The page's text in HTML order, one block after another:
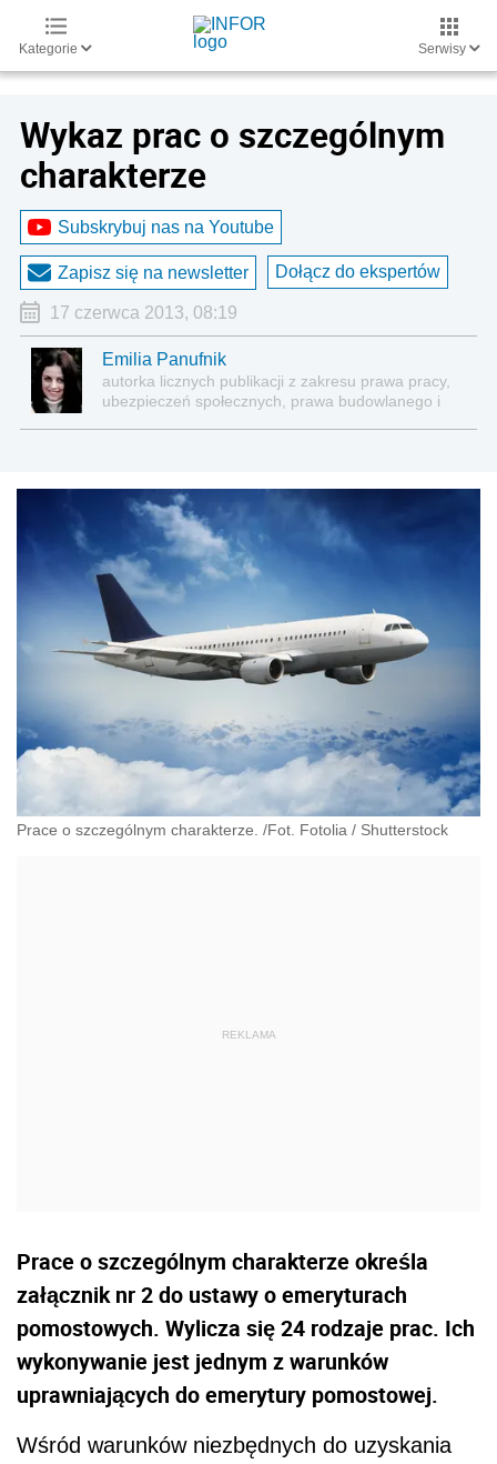
Kategorie Serwisy
Wykaz prac o szczególnym
charakterze
Subskrybuj nas na Youtube
Zapisz się na newsletter Dołącz do ekspertów
17 czerwca 2013, 08:19
Emilia Panufnik
autorka licznych publikacji z zakresu prawa pracy,
ubezpieczeń społecznych, prawa budowlanego i
Prace o szczególnym charakterze. /Fot. Fotolia / Shutterstock
Prace o szczególnym charakterze określa
załącznik nr 2 do ustawy o emeryturach
pomostowych. Wylicza się 24 rodzaje prac. Ich
wykonywanie jest jednym z warunków
uprawniających do emerytury pomostowej.
Wśród warunków niezbędnych do uzyskania